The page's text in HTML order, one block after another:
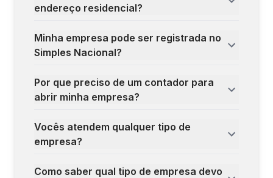
endereço residencial?
Minha empresa pode ser registrada no
Simples Nacional?
Por que preciso de um contador para
abrir minha empresa?
Vocês atendem qualquer tipo de
empresa?
Como saber qual tipo de empresa devo